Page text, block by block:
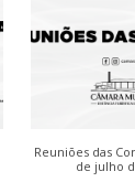
Reuniões das
de julho